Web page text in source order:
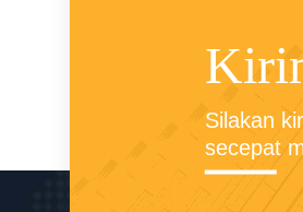
Silakan
secepat